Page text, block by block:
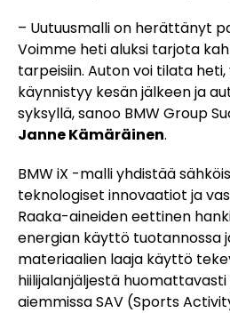
– Uutuusmalli on herättänyt
Voimme heti aluksi tarjota
tarpeisiin. Auton voi tilata
käynnistyy kesän jälkeen ja
syksyllä, sanoo BMW Group
Janne Kämäräinen.
BMW iX -malli yhdistää
teknologiset innovaatiot ja
Raaka-aineiden eettinen
energian käyttö tuotannossa
materiaalien laaja käyttö
hiilijalanjäljestä
aiemmissa SAV (Sports